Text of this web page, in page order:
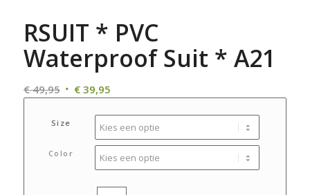
RSUIT * PVC
Waterproof Suit * A21
€49,95 Oorspronkelijke
was:
€ 49,95.
€39,95Huidige
€ 39,95.
Size
Color